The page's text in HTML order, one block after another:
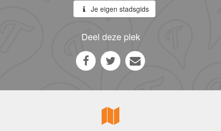
Je eigen stadsgids
Deel deze plek